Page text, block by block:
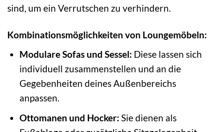
sind, um ein Verrutschen zu verhindern.
Kombinationsmöglichkeiten von Loungemöbeln:
Modulare Sofas und Sessel: Diese lassen sich
individuell zusammenstellen und an die
Gegebenheiten deines Außenbereichs
anpassen.
Ottomanen und Hocker: Sie dienen als